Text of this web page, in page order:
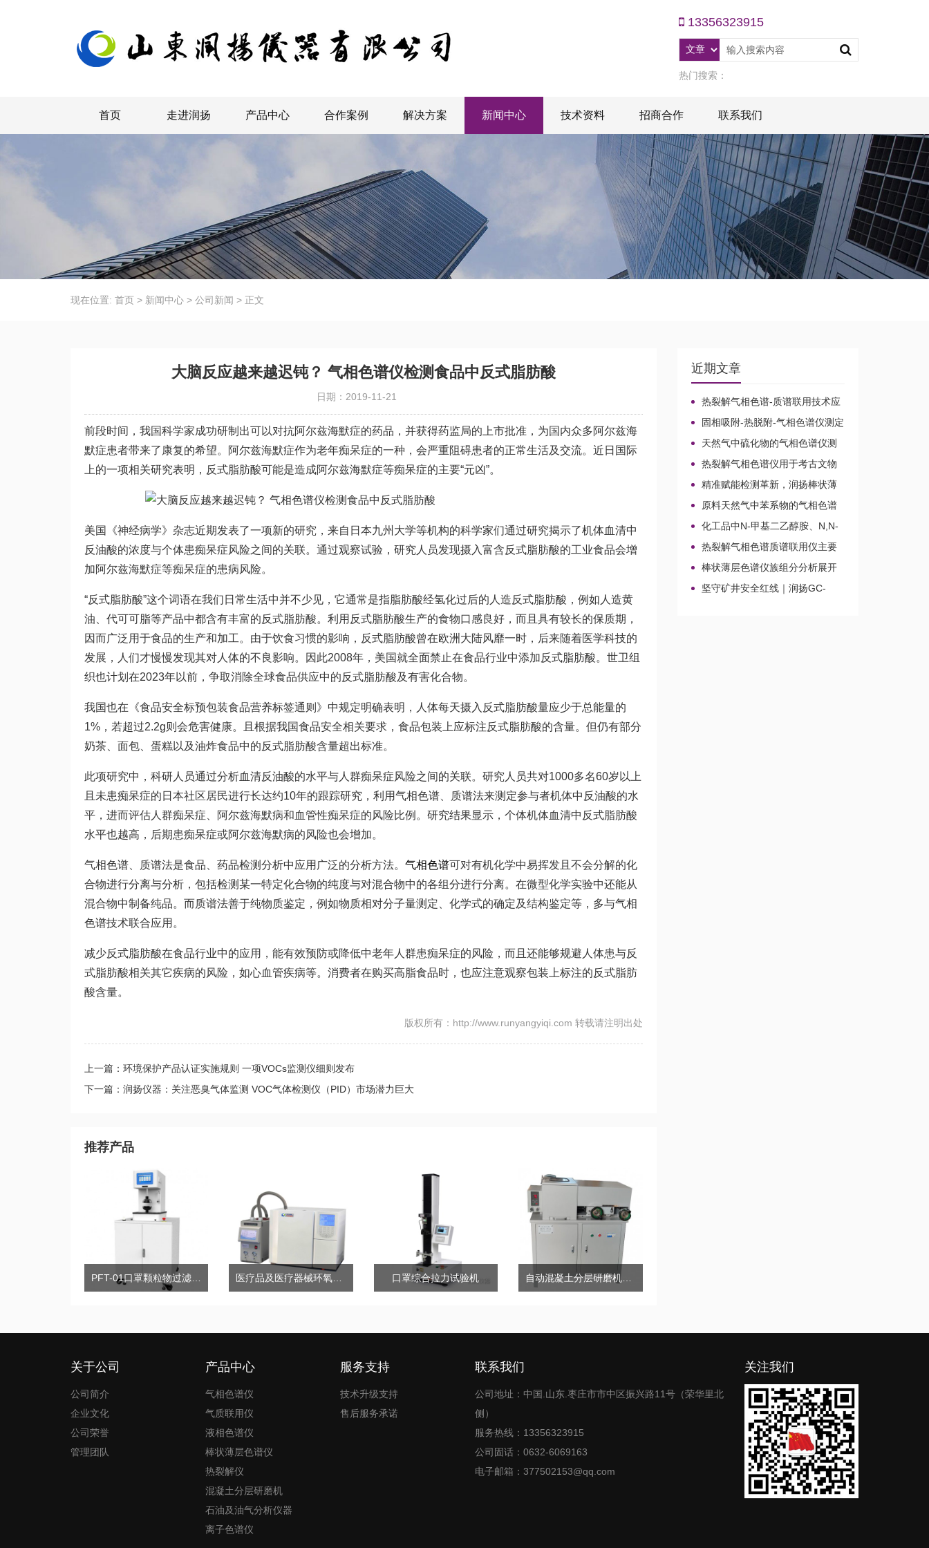
13356323915
热门搜索：
首页 走进润扬 产品中心 合作案例 解决方案 新闻中心 技术资料 招商合作 联系我们
现在位置: 首页 > 新闻中心 > 公司新闻 > 正文
大脑反应越来越迟钝？ 气相色谱仪检测食品中反式脂肪酸
日期：2019-11-21
前段时间，我国科学家成功研制出可以对抗阿尔兹海默症的药品，并获得药监局的上市批准，为国内众多阿尔兹海
默症患者带来了康复的希望。阿尔兹海默症作为老年痴呆症的一种，会严重阻碍患者的正常生活及交流。近日国际
上的一项相关研究表明，反式脂肪酸可能是造成阿尔兹海默症等痴呆症的主要“元凶”。
美国《神经病学》杂志近期发表了一项新的研究，来自日本九州大学等机构的科学家们通过研究揭示了机体血清中
反油酸的浓度与个体患痴呆症风险之间的关联。通过观察试验，研究人员发现摄入富含反式脂肪酸的工业食品会增
加阿尔兹海默症等痴呆症的患病风险。
“反式脂肪酸”这个词语在我们日常生活中并不少见，它通常是指脂肪酸经氢化过后的人造反式脂肪酸，例如人造黄
油、代可可脂等产品中都含有丰富的反式脂肪酸。利用反式脂肪酸生产的食物口感良好，而且具有较长的保质期，
因而广泛用于食品的生产和加工。由于饮食习惯的影响，反式脂肪酸曾在欧洲大陆风靡一时，后来随着医学科技的
发展，人们才慢慢发现其对人体的不良影响。因此2008年，美国就全面禁止在食品行业中添加反式脂肪酸。世卫组
织也计划在2023年以前，争取消除全球食品供应中的反式脂肪酸及有害化合物。
我国也在《食品安全标预包装食品营养标签通则》中规定明确表明，人体每天摄入反式脂肪酸量应少于总能量的
1%，若超过2.2g则会危害健康。且根据我国食品安全相关要求，食品包装上应标注反式脂肪酸的含量。但仍有部分
奶茶、面包、蛋糕以及油炸食品中的反式脂肪酸含量超出标准。
此项研究中，科研人员通过分析血清反油酸的水平与人群痴呆症风险之间的关联。研究人员共对1000多名60岁以上
且未患痴呆症的日本社区居民进行长达约10年的跟踪研究，利用气相色谱、质谱法来测定参与者机体中反油酸的水
平，进而评估人群痴呆症、阿尔兹海默病和血管性痴呆症的风险比例。研究结果显示，个体机体血清中反式脂肪酸
水平也越高，后期患痴呆症或阿尔兹海默病的风险也会增加。
气相色谱、质谱法是食品、药品检测分析中应用广泛的分析方法。 气相色谱可对有机化学中易挥发且不会分解的化
合物进行分离与分析，包括检测某一特定化合物的纯度与对混合物中的各组分进行分离。在微型化学实验中还能从
混合物中制备纯品。而质谱法善于纯物质鉴定，例如物质相对分子量测定、化学式的确定及结构鉴定等，多与气相
色谱技术联合应用。
减少反式脂肪酸在食品行业中的应用，能有效预防或降低中老年人群患痴呆症的风险，而且还能够规避人体患与反
式脂肪酸相关其它疾病的风险，如心血管疾病等。消费者在购买高脂食品时，也应注意观察包装上标注的反式脂肪
酸含量。
版权所有：http://www.runyangyiqi.com 转载请注明出处
上一篇：环境保护产品认证实施规则 一项VOCs监测仪细则发布
下一篇：润扬仪器：关注恶臭气体监测 VOC气体检测仪（PID）市场潜力巨大
推荐产品
PFT-01口罩颗粒物过滤效率测试仪 医疗品及医疗器械环氧乙烷检测色谱仪 口罩综合拉力试验机 自动混凝土分层研磨机RY-H5+
近期文章
热裂解气相色谱-质谱联用技术应
用于贝叶经木质纤维素的微生物降
解机理
固相吸附-热脱附-气相色谱仪测定
无组织排放空气中15种乙酸酯类化
合物的含量
天然气中硫化物的气相色谱仪测
定方法比较及分析方法新技术
热裂解气相色谱仪用于考古文物
鉴定和古建筑材料分析
精准赋能检测革新，润扬棒状薄
层色谱仪铸就国产分析新标杆
原料天然气中苯系物的气相色谱
仪分析路线
化工品中N-甲基二乙醇胺、N,N-
二甲基乙醇胺、N-乙基二乙醇胺和
三乙醇胺的气相色谱仪测定
热裂解气相色谱质谱联用仪主要
应用领域
棒状薄层色谱仪族组分分析展开
剂的选择
坚守矿井安全红线｜润扬GC-
关于公司
公司简介
企业文化
公司荣誉
管理团队
产品中心
气相色谱仪
气质联用仪
液相色谱仪
棒状薄层色谱仪
热裂解仪
混凝土分层研磨机
石油及油气分析仪器
离子色谱仪
服务支持
技术升级支持
售后服务承诺
联系我们
公司地址：中国.山东.枣庄市市中区振兴路11号（荣华里北
侧）
服务热线：13356323915
公司固话：0632-6069163
电子邮箱：377502153@qq.com
关注我们